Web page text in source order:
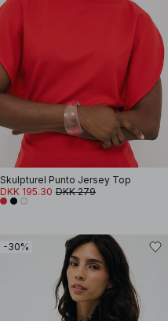
Skulpturel Punto Jersey Top
DKK 195.30 DKK 279
-30%